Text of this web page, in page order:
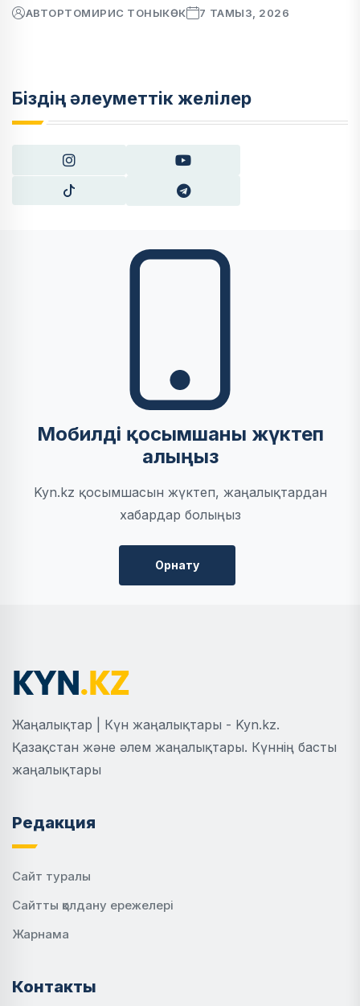
АВТОРТОМИРИС ТОНЫКӨК 7 ТАМЫЗ, 2026
Біздің әлеуметтік желілер
Мобилді қосымшаны жүктеп
алыңыз
Kyn.kz қосымшасын жүктеп, жаңалықтардан
хабардар болыңыз
Орнату
Жаңалықтар | Күн жаңалықтары - Kyn.kz.
Қазақстан және әлем жаңалықтары. Күннің басты
жаңалықтары
Редакция
Сайт туралы
Сайтты қолдану ережелері
Жарнама
Контакты